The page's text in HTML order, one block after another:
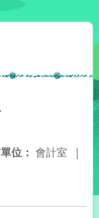
位： 會計室 |